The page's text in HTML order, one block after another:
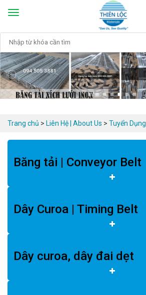
Toggle
Trang chủ > Liên Hệ | About Us > Tuyển Dụng
Băng tải | Conveyor Belt
Dây Curoa | Timing Belt
Dây curoa, dây đai dẹt